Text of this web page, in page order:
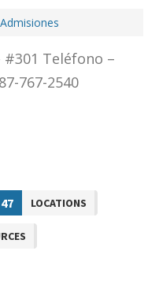
#301 Teléfono –
767-2540
47 LOCATIONS